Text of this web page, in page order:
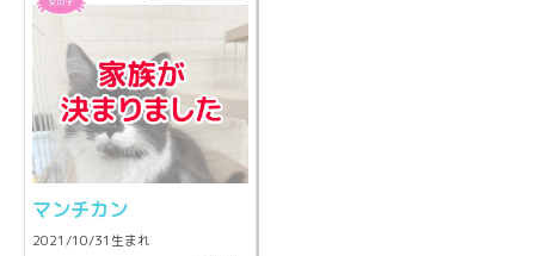
マンチカン
2021/10/31生まれ